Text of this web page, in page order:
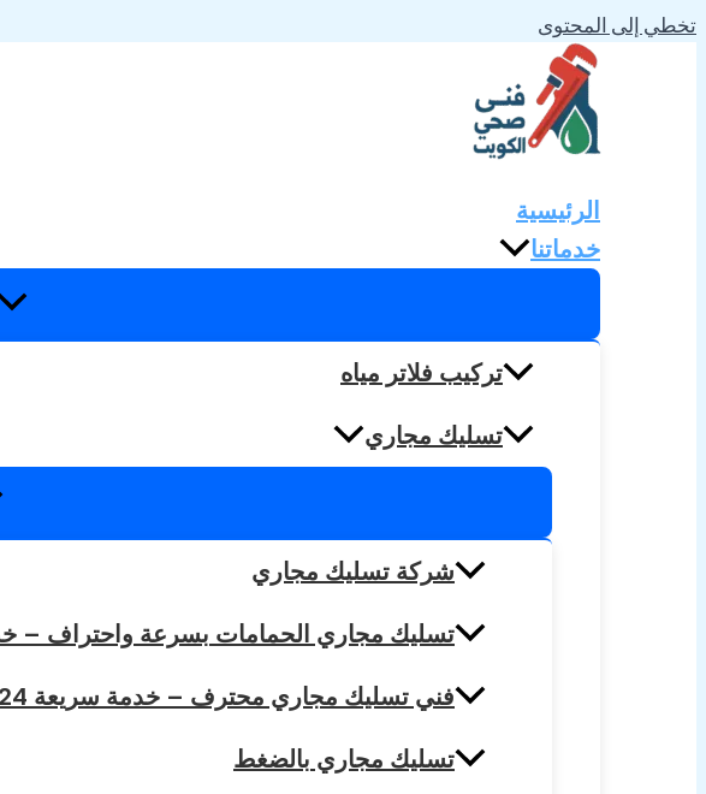
تخطي إلى المحتوى
الرئيسية
خدماتنا
تركيب فلاتر مياه
تسليك مجاري
شركة تسليك مجاري
تسليك مجاري الحمامات بسرعة واحتراف – خدمة 24 ساعة بأسعار
فني تسليك مجاري محترف – خدمة سريعة 24 ساعة بأسعار مناسبة
تسليك مجاري بالضغط